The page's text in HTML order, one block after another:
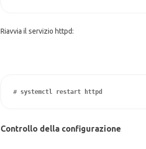
Riavvia il servizio httpd:
# systemctl restart httpd
Controllo della configurazione